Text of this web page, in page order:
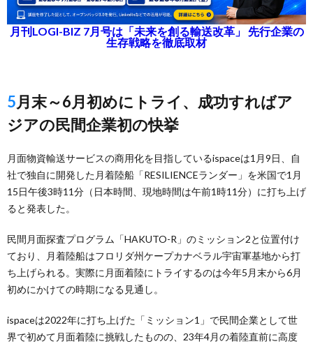
月刊LOGI-BIZ 7月号は「未来を創る輸送改革」 先行企業の
生存戦略を徹底取材
5月末～6月初めにトライ、成功すればア
ジアの民間企業初の快挙
月面物資輸送サービスの商用化を目指しているispaceは1月9日、自
社で独自に開発した月着陸船「RESILIENCEランダー」を米国で1月
15日午後3時11分（日本時間、現地時間は午前1時11分）に打ち上げ
ると発表した。
民間月面探査プログラム「HAKUTO-R」のミッション2と位置付け
ており、月着陸船はフロリダ州ケープカナベラル宇宙軍基地から打
ち上げられる。実際に月面着陸にトライするのは今年5月末から6月
初めにかけての時期になる見通し。
ispaceは2022年に打ち上げた「ミッション1」で民間企業として世
界で初めて月面着陸に挑戦したものの、23年4月の着陸直前に高度